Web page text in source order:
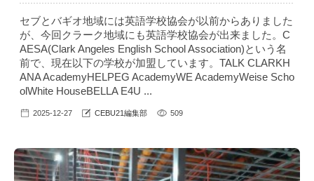
セブとバギオ地域には英語学校協会が以前からありました
が、今回クラーク地域にも英語学校協会が出来ました。C
AESA(Clark Angeles English School Association)という名
前で、現在以下の学校が加盟しています。TALK CLARKH
ANA AcademyHELPEG AcademyWE AcademyWeise Scho
olWhite HouseBELLA E4U ...
2025-12-27 CEBU21編集部 509